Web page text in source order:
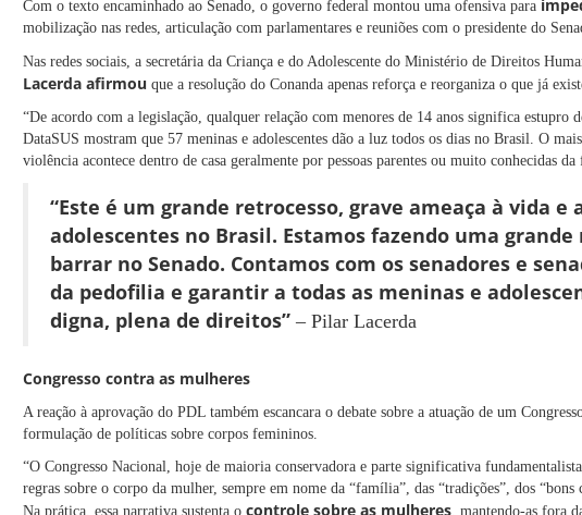
Com o texto encaminhado ao Senado, o governo federal montou uma ofensiva para
mobilização nas redes, articulação com parlamentares e reuniões com o presidente do
Nas redes sociais, a secretária da Criança e do Adolescente do Ministério de Direitos
Lacerda afirmou que a resolução do Conanda apenas reforça e reorganiza o que já
“De acordo com a legislação, qualquer relação com menores de 14 anos significa estupro
DataSUS mostram que 57 meninas e adolescentes dão a luz todos os dias no Brasil. O
violência acontece dentro de casa geralmente por pessoas parentes ou muito conhecidas
“Este é um grande retrocesso, grave ameaça à vida
adolescentes no Brasil. Estamos fazendo uma
barrar no Senado. Contamos com os senadores e
da pedofilia e garantir a todas as meninas e
digna, plena de direitos” – Pilar Lacerda
Congresso contra as mulheres
A reação à aprovação do PDL também escancara o debate sobre a atuação de um
formulação de políticas sobre corpos femininos.
“O Congresso Nacional, hoje de maioria conservadora e parte significativa
regras sobre o corpo da mulher, sempre em nome da “família”, das “tradições”, dos “bons
Na prática, essa narrativa sustenta o controle sobre as mulheres, mantendo-as fora